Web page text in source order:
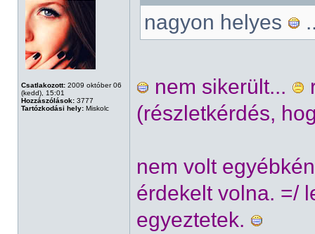
Csatlakozott: 2009 október 06
(kedd), 15:01
Hozzászólások: 3777
Tartózkodási hely: Miskolc
nagyon helyes
nem sikerült...
(részletkérdés,
nem volt
érdekelt volna. =/
egyeztetek.